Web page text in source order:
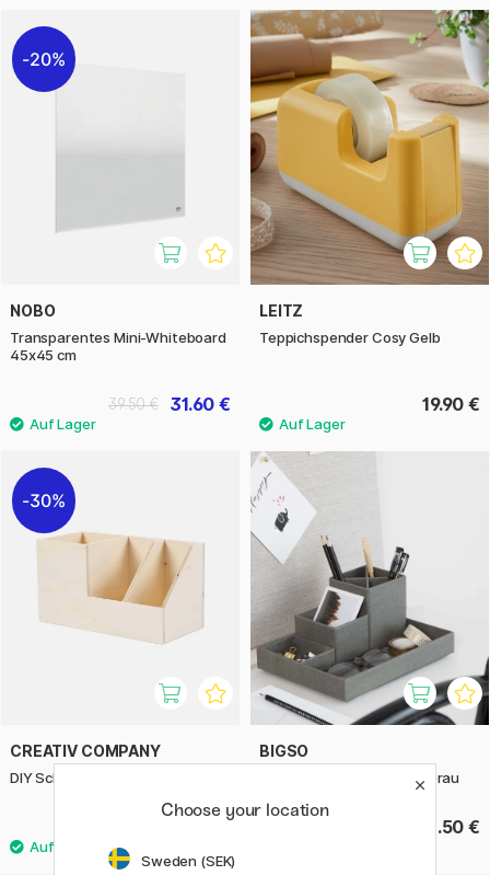
20%
NOBO
Transparentes Mini-Whiteboard
45x45 cm
31.60 €
39.50 €
LEITZ
Teppichspender Cosy Gelb
19.90 €
30%
CREATIV COMPANY
DIY Schreibutensilienfach
3.50 €
BIGSO
Lena Desktop Organizer Grau
23.50 €
Choose your location
Sweden (SEK)